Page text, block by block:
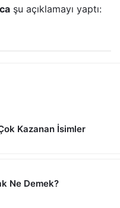
şu açıklamayı yaptı:
Kazanan İsimler
Ne Demek?